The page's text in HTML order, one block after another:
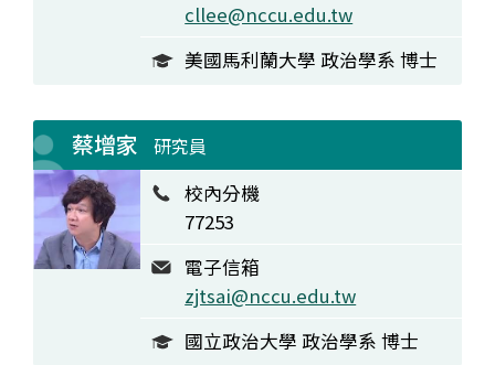
cllee@nccu.edu.tw
美國馬利蘭大學 政治學系 博士
蔡增家 研究員
校內分機
77253
電子信箱
zjtsai@nccu.edu.tw
國立政治大學 政治學系 博士